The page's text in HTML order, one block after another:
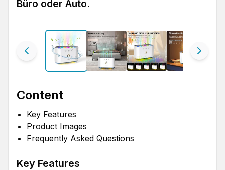
Büro oder Auto.
Content
Key Features
Product Images
Frequently Asked Questions
Key Features